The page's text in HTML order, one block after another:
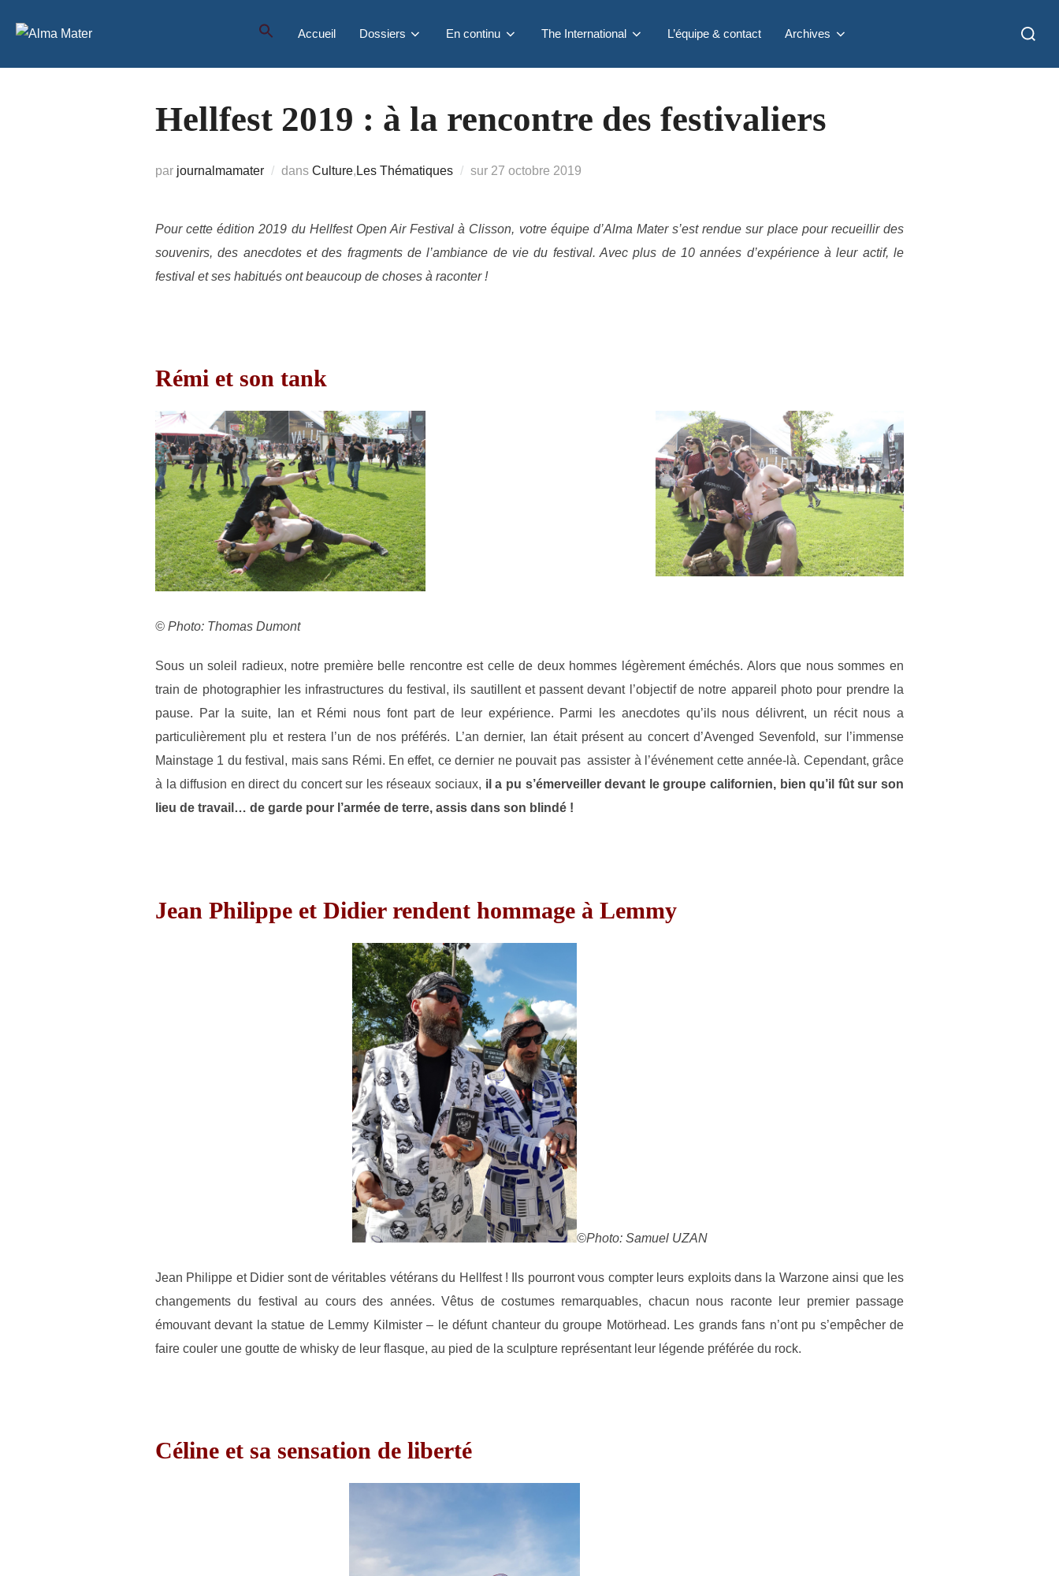
Accueil Dossiers En continu The International L’équipe & contact Archives
Hellfest 2019 : à la rencontre des festivaliers
par journalmamater dans Culture, Les Thématiques sur Publié
27 octobre 2019
Pour cette édition 2019 du Hellfest Open Air Festival à Clisson, votre équipe d’Alma Mater s’est rendue sur place pour recueillir des
souvenirs, des anecdotes et des fragments de l’ambiance de vie du festival. Avec plus de 10 années d’expérience à leur actif, le
festival et ses habitués ont beaucoup de choses à raconter !
Rémi et son tank
© Photo: Thomas Dumont
Sous un soleil radieux, notre première belle rencontre est celle de deux hommes légèrement éméchés. Alors que nous sommes en
train de photographier les infrastructures du festival, ils sautillent et passent devant l’objectif de notre appareil photo pour prendre la
pause. Par la suite, Ian et Rémi nous font part de leur expérience. Parmi les anecdotes qu’ils nous délivrent, un récit nous a
particulièrement plu et restera l’un de nos préférés. L’an dernier, Ian était présent au concert d’Avenged Sevenfold, sur l’immense
Mainstage 1 du festival, mais sans Rémi. En effet, ce dernier ne pouvait pas assister à l’événement cette année-là. Cependant, grâce
à la diffusion en direct du concert sur les réseaux sociaux, il a pu s’émerveiller devant le groupe californien, bien qu’il fût sur son
lieu de travail… de garde pour l’armée de terre, assis dans son blindé !
Jean Philippe et Didier rendent hommage à Lemmy
©Photo: Samuel UZAN
Jean Philippe et Didier sont de véritables vétérans du Hellfest ! Ils pourront vous compter leurs exploits dans la Warzone ainsi que les
changements du festival au cours des années. Vêtus de costumes remarquables, chacun nous raconte leur premier passage
émouvant devant la statue de Lemmy Kilmister – le défunt chanteur du groupe Motörhead. Les grands fans n’ont pu s’empêcher de
faire couler une goutte de whisky de leur flasque, au pied de la sculpture représentant leur légende préférée du rock.
Céline et sa sensation de liberté